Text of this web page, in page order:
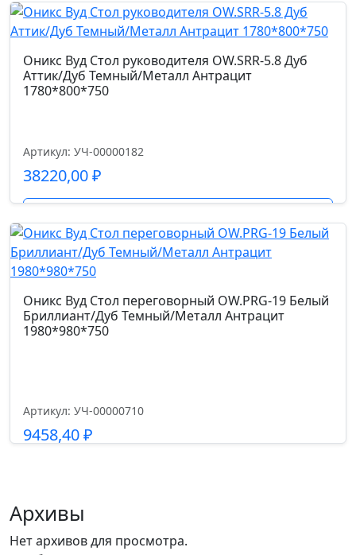
Ширина сиденья см.
49.0
Высота спинки см.
48
Высота от пола до сиденья см.
40-48
Высота подлокотников от пола см.
62-70
Подробнее
Оникс Вуд Стол руководителя OW.SRR-5.8 Дуб
Аттик/Дуб Темный/Металл Антрацит
1780*800*750
Артикул: УЧ-00000182
38220,00₽
Оникс Вуд Стол переговорный OW.PRG-19 Белый
Бриллиант/Дуб Темный/Металл Антрацит
1980*980*750
Артикул: УЧ-00000710
9458,40₽
Архивы
Нет архивов для просмотра.